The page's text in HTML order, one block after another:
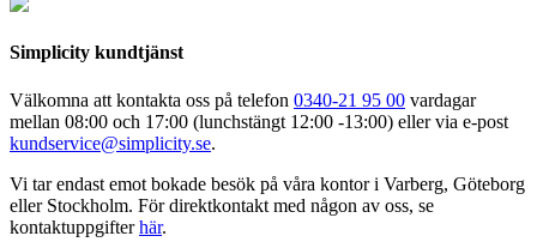
Simplicity kundtjänst
Välkomna att kontakta oss på telefon 0340-21 95 00 vardagar
mellan 08:00 och 17:00 (lunchstängt 12:00 -13:00) eller via e-post
kundservice@simplicity.se.
Vi tar endast emot bokade besök på våra kontor i Varberg, Göteborg
eller Stockholm. För direktkontakt med någon av oss, se
kontaktuppgifterhär.